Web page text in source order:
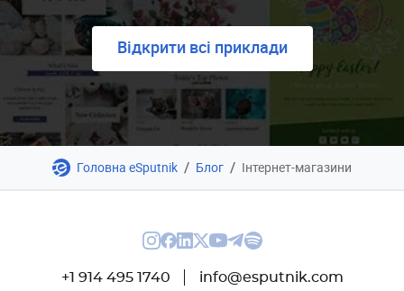
Відкрити всі приклади
Головна eSputnik / Блог / Інтернет-магазини
+1 914 495 1740 info@esputnik.com